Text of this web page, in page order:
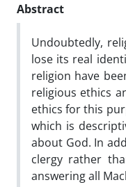
Abstract
Undoubtedly,
lose its real
religion have
religious ethics
ethics for this
which is
about God. In
clergy rather
answering all